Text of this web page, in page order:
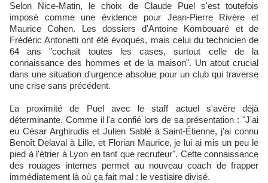
Selon Nice-Matin, le choix de Claude Puel s'est toutefois
imposé comme une évidence pour Jean-Pierre Rivère et
Maurice Cohen. Les dossiers d'Antoine Kombouaré et de
Frédéric Antonetti ont été évoqués, mais celui du technicien de
64 ans "cochait toutes les cases, surtout celle de la
connaissance des hommes et de la maison". Un atout crucial
dans une situation d'urgence absolue pour un club qui traverse
une crise sans précédent.
La proximité de Puel avec le staff actuel s'avère déjà
déterminante. Comme il l'a confié lors de sa présentation : "J'ai
eu César Arghirudis et Julien Sablé à Saint-Étienne, j'ai connu
Benoît Delaval à Lille, et Florian Maurice, je lui ai mis un peu le
pied à l'étrier à Lyon en tant que recruteur". Cette connaissance
des rouages internes permet au nouveau coach de frapper
immédiatement là où ça fait mal : le vestiaire divisé.